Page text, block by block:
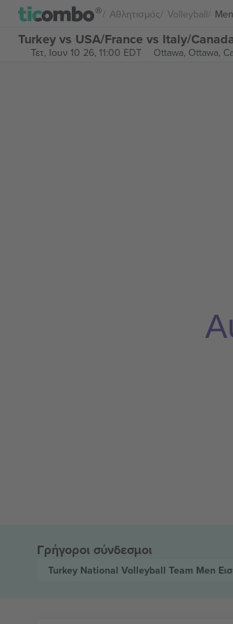
Αθλητισμός Volleyball
Turkey vs USA/France vs Italy/
Τετ, Ιουν 10 26, 11:00 EDT Ottawa, Ottawa,
Γρήγοροι σύνδεσμοι
Turkey National Volleyball Team Men